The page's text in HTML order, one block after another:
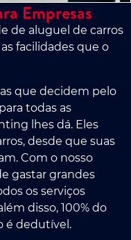
Empresas
de aluguel de carros
facilidades que o
que decidem pelo
todas as
lhes dá. Eles
desde que suas
Com o nosso
gastar grandes
os serviços
disso, 100% do
é dedutível.